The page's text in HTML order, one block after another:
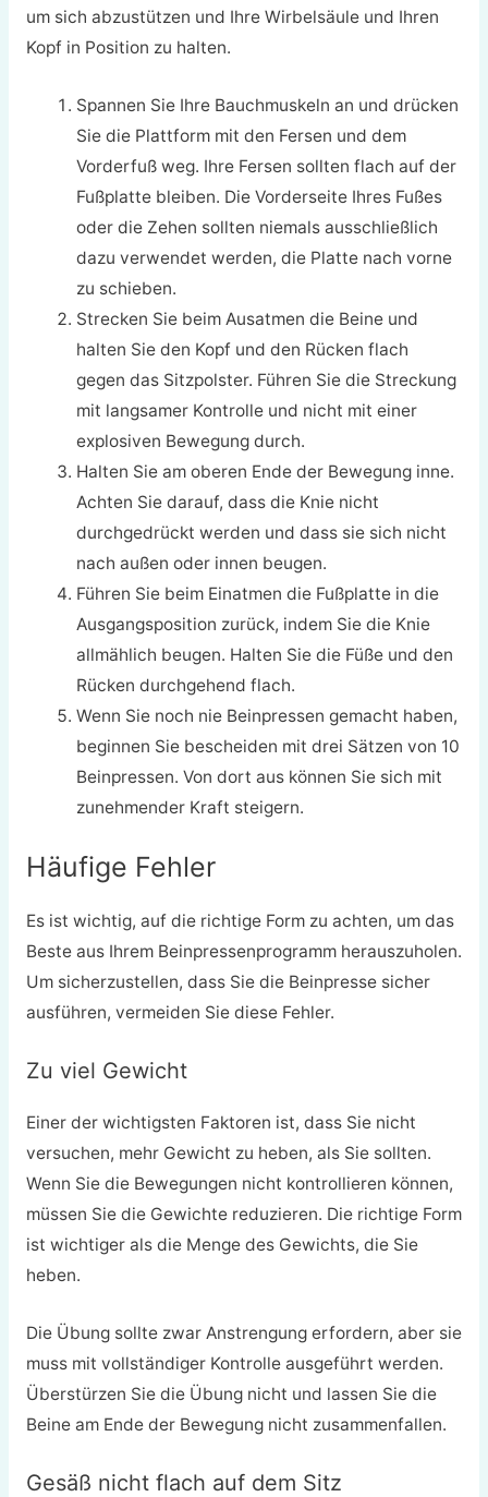
um sich abzustützen und Ihre Wirbelsäule und Ihren
Kopf in Position zu halten.
Spannen Sie Ihre Bauchmuskeln an und drücken
Sie die Plattform mit den Fersen und dem
Vorderfuß weg. Ihre Fersen sollten flach auf der
Fußplatte bleiben. Die Vorderseite Ihres Fußes
oder die Zehen sollten niemals ausschließlich
dazu verwendet werden, die Platte nach vorne
zu schieben.
Strecken Sie beim Ausatmen die Beine und
halten Sie den Kopf und den Rücken flach
gegen das Sitzpolster. Führen Sie die Streckung
mit langsamer Kontrolle und nicht mit einer
explosiven Bewegung durch.
Halten Sie am oberen Ende der Bewegung inne.
Achten Sie darauf, dass die Knie nicht
durchgedrückt werden und dass sie sich nicht
nach außen oder innen beugen.
Führen Sie beim Einatmen die Fußplatte in die
Ausgangsposition zurück, indem Sie die Knie
allmählich beugen. Halten Sie die Füße und den
Rücken durchgehend flach.
Wenn Sie noch nie Beinpressen gemacht haben,
beginnen Sie bescheiden mit drei Sätzen von 10
Beinpressen. Von dort aus können Sie sich mit
zunehmender Kraft steigern.
Häufige Fehler
Es ist wichtig, auf die richtige Form zu achten, um das
Beste aus Ihrem Beinpressenprogramm herauszuholen.
Um sicherzustellen, dass Sie die Beinpresse sicher
ausführen, vermeiden Sie diese Fehler.
Zu viel Gewicht
Einer der wichtigsten Faktoren ist, dass Sie nicht
versuchen, mehr Gewicht zu heben, als Sie sollten.
Wenn Sie die Bewegungen nicht kontrollieren können,
müssen Sie die Gewichte reduzieren. Die richtige Form
ist wichtiger als die Menge des Gewichts, die Sie
heben.
Die Übung sollte zwar Anstrengung erfordern, aber sie
muss mit vollständiger Kontrolle ausgeführt werden.
Überstürzen Sie die Übung nicht und lassen Sie die
Beine am Ende der Bewegung nicht zusammenfallen.
Gesäß nicht flach auf dem Sitz